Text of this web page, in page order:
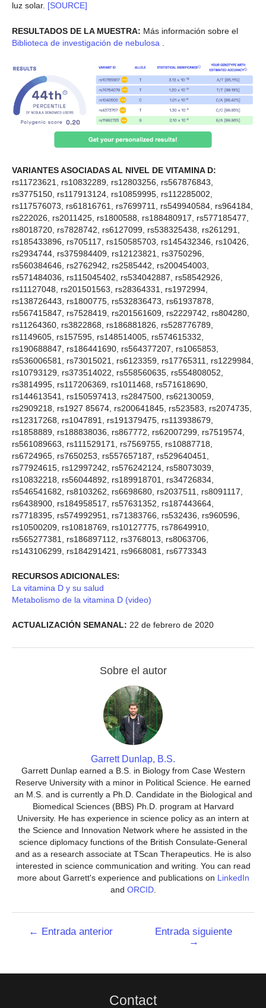
luz solar. [SOURCE]
RESULTADOS DE LA MUESTRA: Más información sobre el
Biblioteca de investigación de nebulosa
VARIANTES ASOCIADAS AL NIVEL DE VITAMINA D:
rs11723621, rs10832289, rs12803256, rs567876843,
rs3775150, rs117913124, rs10859995, rs112285002,
rs117576073, rs61816761, rs7699711, rs549940584, rs964184,
rs222026, rs2011425, rs1800588, rs188480917, rs577185477,
rs8018720, rs7828742, rs6127099, rs538325438, rs261291,
rs185433896, rs705117, rs150585703, rs145432346, rs10426,
rs2934744, rs375984409, rs12123821, rs3750296,
rs560384646, rs2762942, rs2585442, rs200454003,
rs571484036, rs115045402, rs534042887, rs58542926,
rs11127048, rs201501563, rs28364331, rs1972994,
rs138726443, rs1800775, rs532836473, rs61937878,
rs567415847, rs7528419, rs201561609, rs2229742, rs804280,
rs11264360, rs3822868, rs186881826, rs528776789,
rs1149605, rs157595, rs148514005, rs574615332,
rs190688847, rs186441690, rs564377207, rs1065853,
rs536006581, rs73015021, rs6123359, rs17765311, rs1229984,
rs10793129, rs373514022, rs558560635, rs554808052,
rs3814995, rs117206369, rs1011468, rs571618690,
rs144613541, rs150597413, rs2847500, rs62130059,
rs2909218, rs1927 85674, rs200641845, rs523583, rs2074735,
rs12317268, rs1047891, rs191379475, rs113938679,
rs1858889, rs188838036, rs867772, rs62007299, rs7519574,
rs561089663, rs111529171, rs7569755, rs10887718,
rs6724965, rs7650253, rs557657187, rs529640451,
rs77924615, rs12997242, rs576242124, rs58073039,
rs10832218, rs56044892, rs189918701, rs34726834,
rs546541682, rs8103262, rs6698680, rs2037511, rs8091117,
rs6438900, rs184958517, rs57631352, rs187443664,
rs7718395, rs574992951, rs71383766, rs532436, rs960596,
rs10500209, rs10818769, rs10127775, rs78649910,
rs565277381, rs186897112, rs3768013, rs8063706,
rs143106299, rs184291421, rs9668081, rs6773343
RECURSOS ADICIONALES:
La vitamina D y su salud
Metabolismo de la vitamina D (video)
ACTUALIZACIÓN SEMANAL: 22 de febrero de 2020
Sobre el autor
Garrett Dunlap, B.S.
Garrett Dunlap earned a B.S. in Biology from Case Western
Reserve University with a minor in Political Science. He earned
an M.S. and is currently a Ph.D. Candidate in the Biological and
Biomedical Sciences (BBS) Ph.D. program at Harvard
University. He has experience in science policy as an intern at
the Science and Innovation Network where he assisted in the
science diplomacy functions of the British Consulate-General
and as a research associate at TScan Therapeutics. He is also
interested in science communication and writing. You can read
more about Garrett's experience and publications on LinkedIn
and ORCID.
Navegación
← Entrada anterior
Entrada siguiente
→
Contact